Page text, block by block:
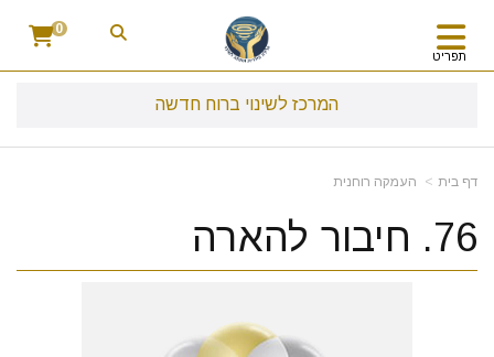
תפריט
0
המרכז לשינוי ברוח חדשה
דף בית העמקה רוחנית
76. חיבור להארה